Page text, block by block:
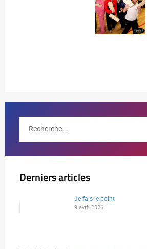
Derniers articles
Je fais le point
9 avril 2026